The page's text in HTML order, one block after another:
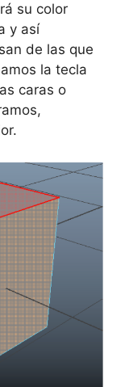
su color
y así
de las que
la tecla
caras o